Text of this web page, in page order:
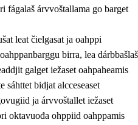
fágalaš árvvoštallama go barget
leat čielgasat ja oahppi
birra, lea dárbbašlaš
galget iežaset oahpaheamis
sáhttet bidjat alcceseaset
ja árvvoštallet iežaset
oktavuođa ohppiid oahppamis